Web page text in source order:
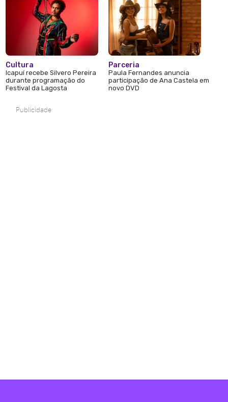
Cultura
Icapuí recebe Silvero Pereira
durante programação do
Festival da Lagosta
Parceria
Paula Fernandes anuncia
participação de Ana Castela em
novo DVD
Publicidade